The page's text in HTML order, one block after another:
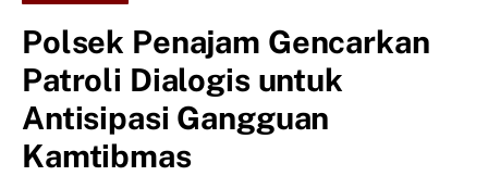
Polsek Penajam Gencarkan
Patroli Dialogis untuk
Antisipasi Gangguan
Kamtibmas